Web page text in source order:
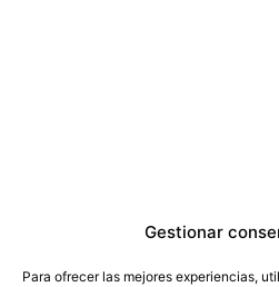
Gestionar
Para ofrecer las mejores experiencias,